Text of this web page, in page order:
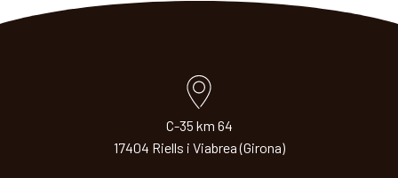
C-35 km 64
17404 Riells i Viabrea (Girona)